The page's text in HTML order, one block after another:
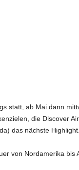
statt, ab Mai dann
die Discover
das nächste Highlight.
von Nordamerika bis